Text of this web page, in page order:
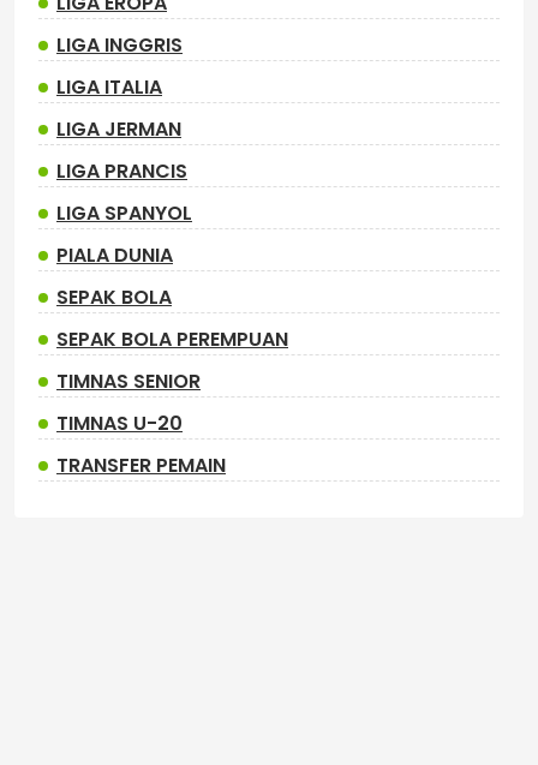
LIGA INGGRIS
LIGA ITALIA
LIGA JERMAN
LIGA PRANCIS
LIGA SPANYOL
PIALA DUNIA
SEPAK BOLA
SEPAK BOLA PEREMPUAN
TIMNAS SENIOR
TIMNAS U-20
TRANSFER PEMAIN